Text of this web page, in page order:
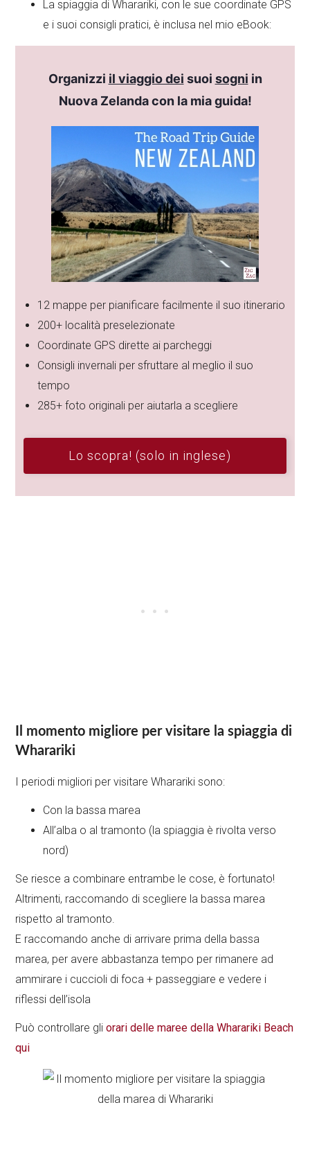
La spiaggia di Wharariki, con le sue coordinate GPS
e i suoi consigli pratici, è inclusa nel mio eBook:
Organizzi il viaggio dei suoi sogni in
Nuova Zelanda con la mia guida!
12 mappe per pianificare facilmente il suo itinerario
200+ località preselezionate
Coordinate GPS dirette ai parcheggi
Consigli invernali per sfruttare al meglio il suo
tempo
285+ foto originali per aiutarla a scegliere
Lo scopra! (solo in inglese)
Il momento migliore per visitare la spiaggia di
Wharariki
I periodi migliori per visitare Wharariki sono:
Con la bassa marea
All’alba o al tramonto (la spiaggia è rivolta verso
nord)
Se riesce a combinare entrambe le cose, è fortunato!
Altrimenti, raccomando di scegliere la bassa marea
rispetto al tramonto.
E raccomando anche di arrivare prima della bassa
marea, per avere abbastanza tempo per rimanere ad
ammirare i cuccioli di foca + passeggiare e vedere i
riflessi dell’isola
Può controllare gliorari delle maree della Wharariki Beach
qui